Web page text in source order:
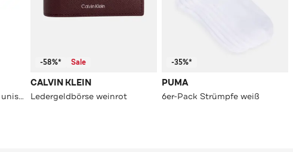
Basecap 'Mario' hellgrau unisex
-58%* Sale
CALVIN KLEIN
Ledergeldbörse weinrot
-35%*
PUMA
6er-Pack Strümpfe weiß